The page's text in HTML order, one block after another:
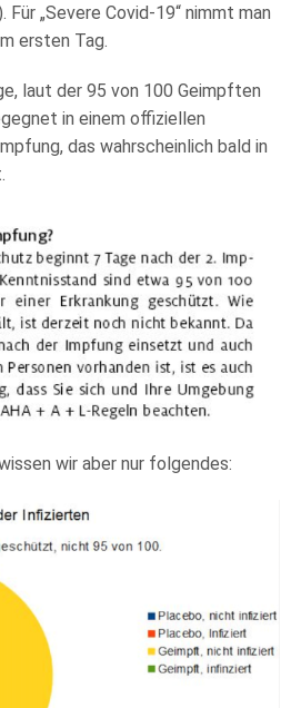
Für „Severe Covid-19“ nimmt man
ersten Tag.
laut der 95 von 100 Geimpften
in einem offiziellen
das wahrscheinlich bald in
wir aber nur folgendes: